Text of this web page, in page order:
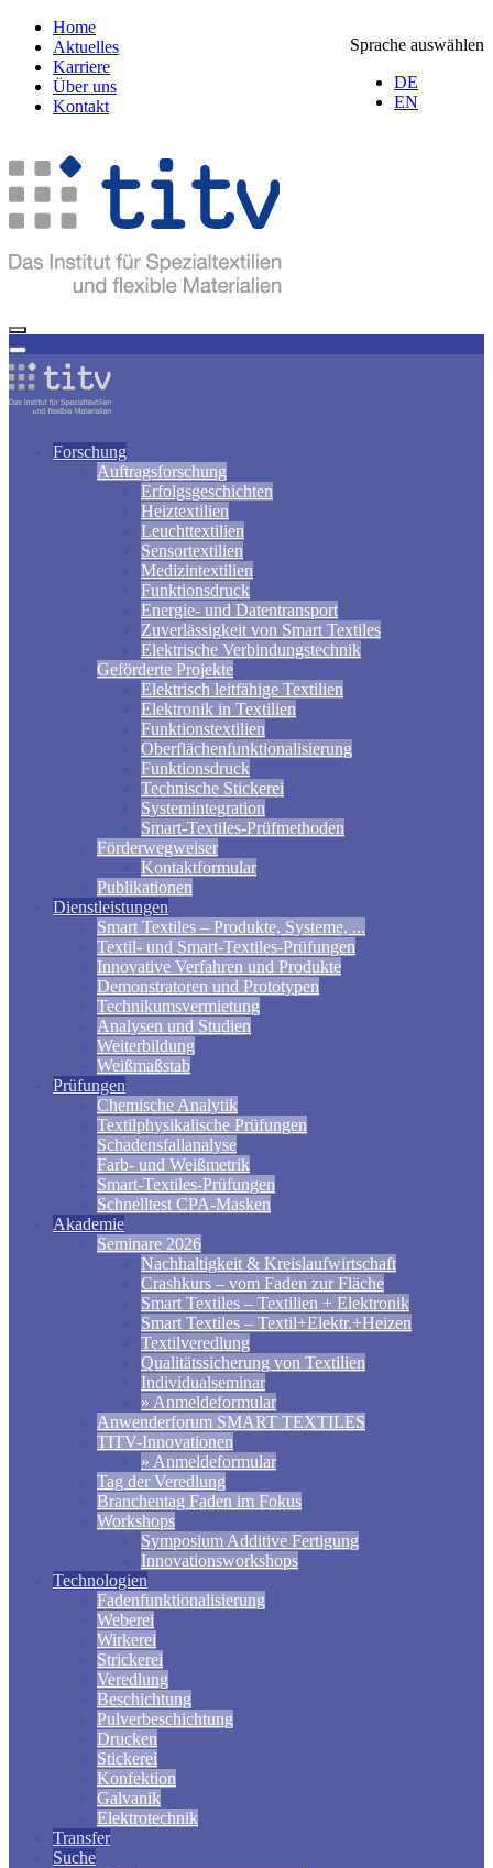
Sprache auswählen
DE
EN
Home
Aktuelles
Karriere
Über uns
Kontakt
Forschung
Auftragsforschung
Erfolgsgeschichten
Heiztextilien
Leuchttextilien
Sensortextilien
Medizintextilien
Funktionsdruck
Energie- und Datentransport
Zuverlässigkeit von Smart Textiles
Elektrische Verbindungstechnik
Geförderte Projekte
Elektrisch leitfähige Textilien
Elektronik in Textilien
Funktionstextilien
Oberflächenfunktionalisierung
Funktionsdruck
Technische Stickerei
Systemintegration
Smart-Textiles-Prüfmethoden
Förderwegweiser
Kontaktformular
Publikationen
Dienstleistungen
Smart Textiles – Produkte, Systeme, ...
Textil- und Smart-Textiles-Prüfungen
Innovative Verfahren und Produkte
Demonstratoren und Prototypen
Technikumsvermietung
Analysen und Studien
Weiterbildung
Weißmaßstab
Prüfungen
Chemische Analytik
Textilphysikalische Prüfungen
Schadensfallanalyse
Farb- und Weißmetrik
Smart-Textiles-Prüfungen
Schnelltest CPA-Masken
Akademie
Seminare 2026
Nachhaltigkeit & Kreislaufwirtschaft
Crashkurs – vom Faden zur Fläche
Smart Textiles – Textilien + Elektronik
Smart Textiles – Textil+Elektr.+Heizen
Textilveredlung
Qualitätssicherung von Textilien
Individualseminar
» Anmeldeformular
Anwenderforum SMART TEXTILES
TITV-Innovationen
» Anmeldeformular
Tag der Veredlung
Branchentag Faden im Fokus
Workshops
Symposium Additive Fertigung
Innovationsworkshops
Technologien
Fadenfunktionalisierung
Weberei
Wirkerei
Strickerei
Veredlung
Beschichtung
Pulverbeschichtung
Drucken
Stickerei
Konfektion
Galvanik
Elektrotechnik
Transfer
Suche